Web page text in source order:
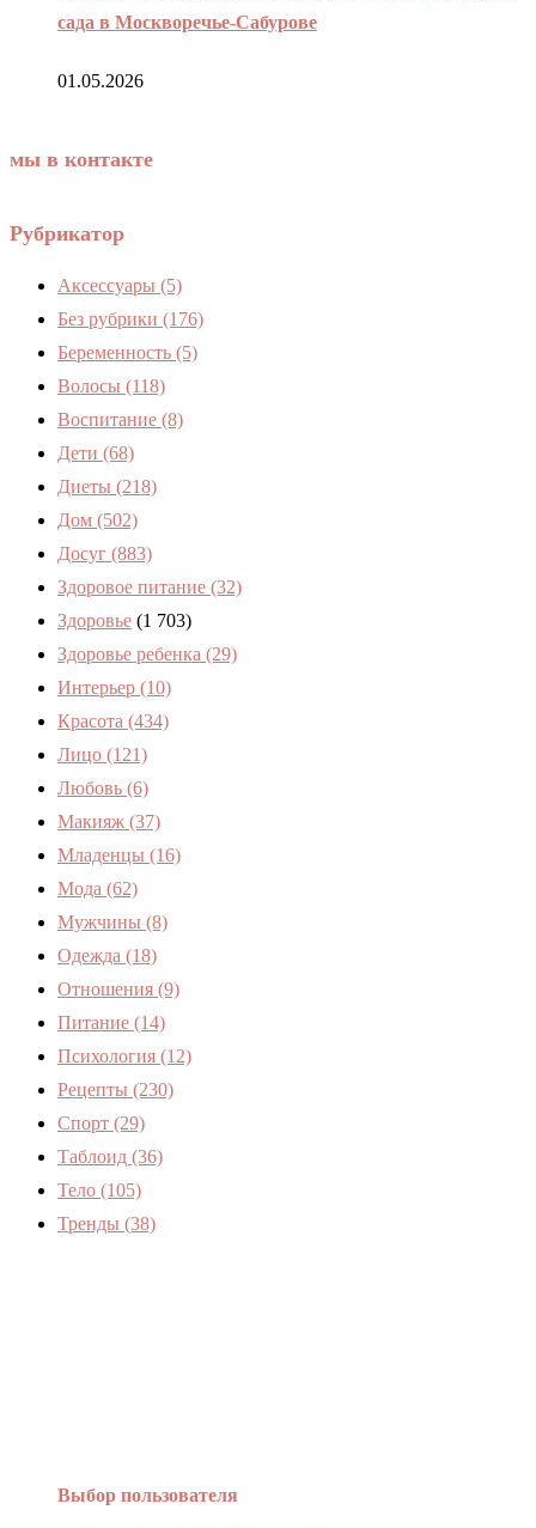
сада в Москворечье-Сабурове
01.05.2026
мы в контакте
Рубрикатор
Аксессуары (5)
Без рубрики (176)
Беременность (5)
Волосы (118)
Воспитание (8)
Дети (68)
Диеты (218)
Дом (502)
Досуг (883)
Здоровое питание (32)
Здоровье (1 703)
Здоровье ребенка (29)
Интерьер (10)
Красота (434)
Лицо (121)
Любовь (6)
Макияж (37)
Младенцы (16)
Мода (62)
Мужчины (8)
Одежда (18)
Отношения (9)
Питание (14)
Психология (12)
Рецепты (230)
Спорт (29)
Таблоид (36)
Тело (105)
Тренды (38)
Выбор пользователя